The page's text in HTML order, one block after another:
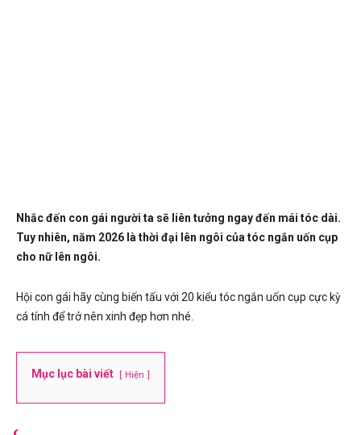
Nhắc đến con gái người ta sẽ liên tưởng ngay đến mái tóc dài.
Tuy nhiên, năm 2026 là thời đại lên ngôi của tóc ngắn uốn cụp
cho nữ lên ngôi.
Hội con gái hãy cùng biến tấu với 20 kiểu tóc ngắn uốn cụp cực kỳ
cá tính để trở nên xinh đẹp hơn nhé.
Mục lục bài viết Hiện